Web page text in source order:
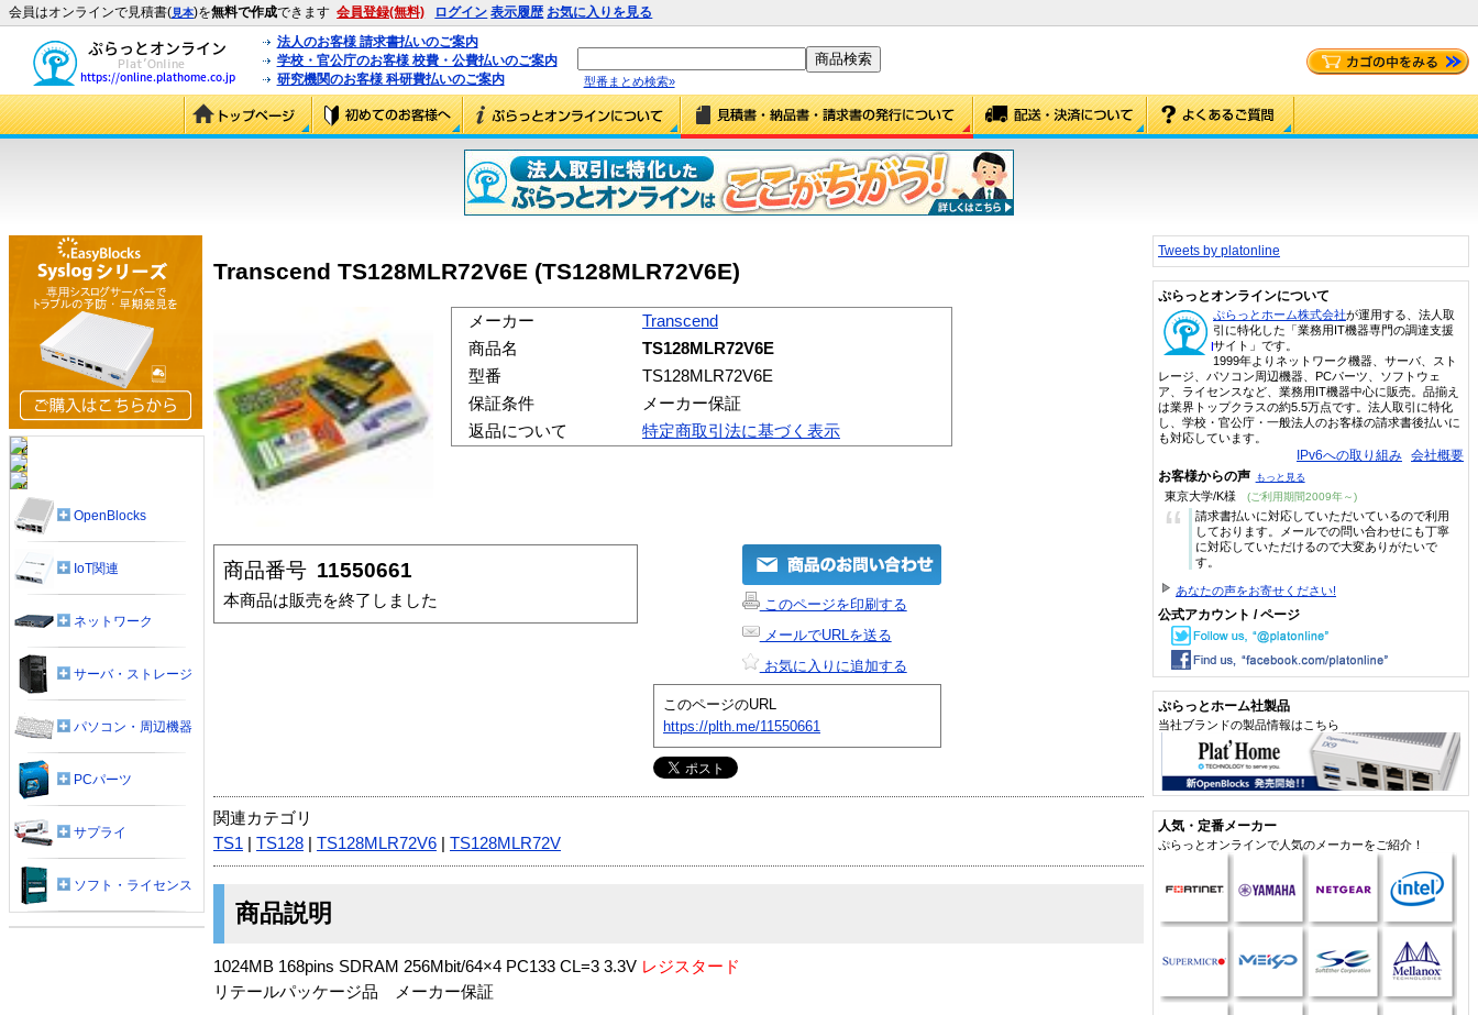
会員はオンラインで見積書(見本)を無料で作成できます 会員登録(無料) ログイン 表示履歴 お気に入りを見る
法人のお客様 請求書払いのご案内
学校・官公庁のお客様 校費・公費払いのご案内
研究機関のお客様 科研費払いのご案内
型番まとめ検索»
Transcend TS128MLR72V6E (TS128MLR72V6E)
メーカー
Transcend
商品名
TS128MLR72V6E
型番
TS128MLR72V6E
保証条件
メーカー保証
返品について
特定商取引法に基づく表示
商品番号 11550661
本商品は販売を終了しました
このページを印刷する
メールでURLを送る
お気に入りに追加する
このページのURL
https://plth.me/11550661
関連カテゴリ
TS1
TS128 TS128MLR72V6 TS128MLR72V
商品説明
1024MB 168pins SDRAM 256Mbit/64×4 PC133 CL=3 3.3V レジスタード
リテールパッケージ品 メーカー保証
OpenBlocks
IoT関連
ネットワーク
サーバ・ストレージ
パソコン・周辺機器
PCパーツ
サプライ
ソフト・ライセンス
Tweets by platonline
ぷらっとオンラインについて
ぷらっとホーム株式会社が運用する、法人取
引に特化した「業務用IT機器専門の調達支援
サイト」です。
1999年よりネットワーク機器、サーバ、スト
レージ、パソコン周辺機器、PCパーツ、ソフトウェ
ア、ライセンスなど、業務用IT機器中心に販売。品揃え
は業界トップクラスの約5.5万点です。法人取引に特化
し、学校・官公庁・一般法人のお客様の請求書後払いに
も対応しています。
IPv6への取り組み 会社概要
お客様からの声 もっと見る
東京大学/K様 (ご利用期間2009年～)
“
請求書払いに対応していただいているので利用
しております。メールでの問い合わせにも丁寧
に対応していただけるので大変ありがたいで
す。
あなたの声をお寄せください!
公式アカウント / ページ
ぷらっとホーム社製品
当社ブランドの製品情報はこちら
人気・定番メーカー
ぷらっとオンラインで人気のメーカーをご紹介！